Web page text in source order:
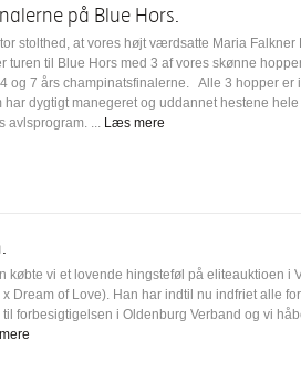
på Blue Hors.
stolthed, at vores højt værdsatte Maria
turen til Blue Hors med 3 af vores skønne
og 7 års champinatsfinalerne. Alle 3 hopper er
har dygtigt manegeret og uddannet hestene
avlsprogram. ...
Læs mere
købte vi et lovende hingsteføl på eliteauktioen i
x Dream of Love). Han har indtil nu indfriet alle
forbesigtigelsen i Oldenburg Verband og vi